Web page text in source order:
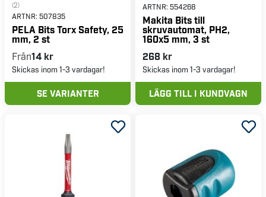
(2)
ARTNR: 507835
PELA Bits Torx Safety, 25
mm, 2 st
Från14 kr
Skickas inom 1-3 vardagar!
SE VARIANTER
ARTNR: 554268
Makita Bits till
skruvautomat, PH2,
160x5 mm, 3 st
268 kr
Skickas inom 1-3 vardagar!
LÄGG TILL I KUNDVAGN